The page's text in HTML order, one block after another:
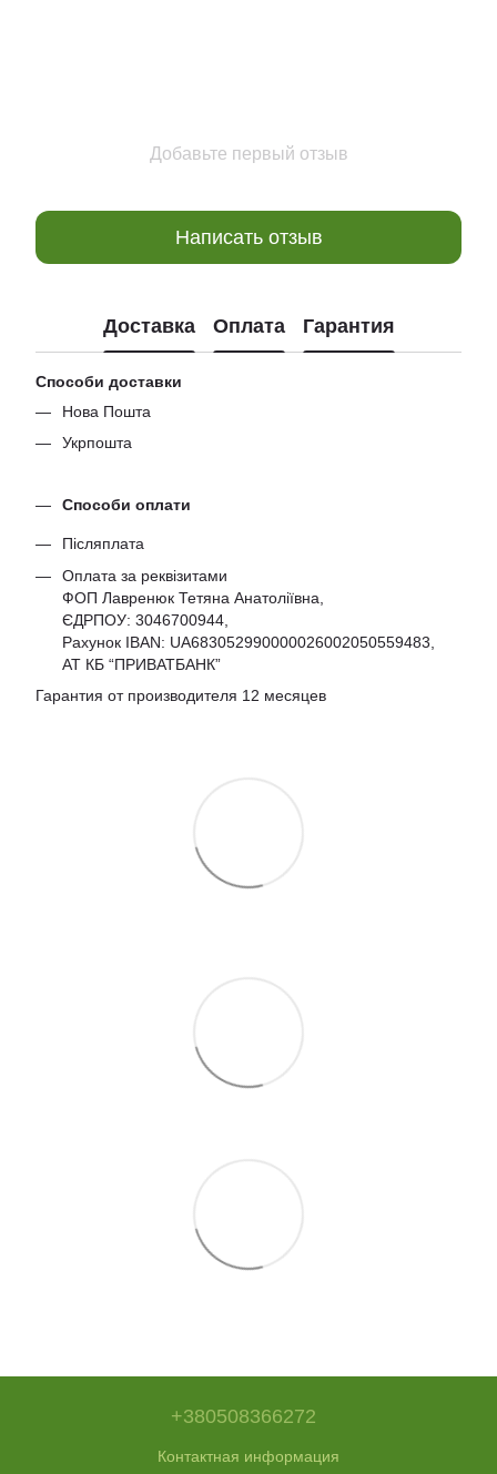
Добавьте первый отзыв
Написать отзыв
Доставка Оплата Гарантия
Способи доставки
Нова Пошта
Укрпошта
Способи оплати
Післяплата
Оплата за реквізитами
ФОП Лавренюк Тетяна Анатоліївна,
ЄДРПОУ: 3046700944
Рахунок IBAN: UA683052990000026002050559483,
АТ КБ “ПРИВАТБАНК”
Гарантия от производителя 12 месяцев
+380508366272
Контактная информация